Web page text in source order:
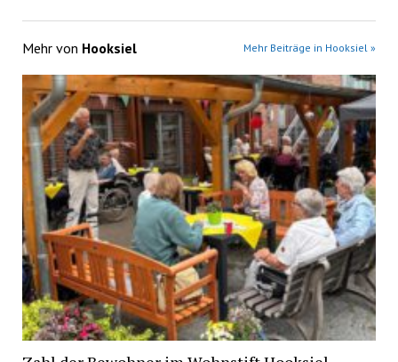
Mehr von Hooksiel Mehr Beiträge in Hooksiel »